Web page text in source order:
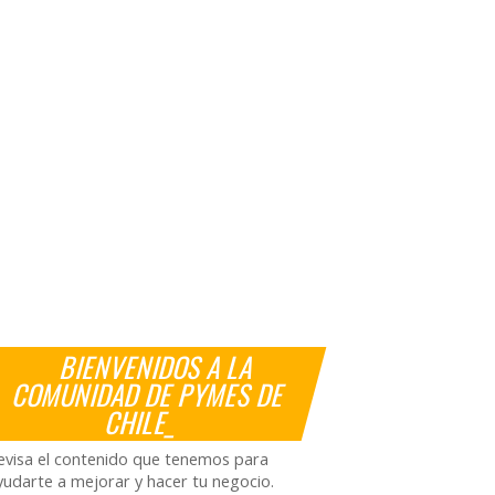
BIENVENIDOS A LA
COMUNIDAD DE PYMES DE
CHILE_
el contenido que tenemos para
a mejorar y hacer tu negocio.